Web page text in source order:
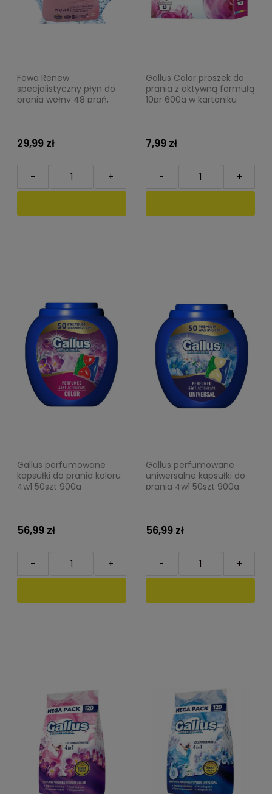
Fewa Renew
specjalistyczny płyn do
prania wełny 48 prań,
29,99 zł
+
-
Gallus Color proszek do
prania z aktywną formułą
10pr 600g w kartoniku
7,99 zł
+
-
Gallus perfumowane
kapsułki do prania koloru
4w1 50szt 900g
56,99 zł
+
-
Gallus perfumowane
uniwersalne kapsułki do
prania 4w1 50szt 900g
56,99 zł
+
-